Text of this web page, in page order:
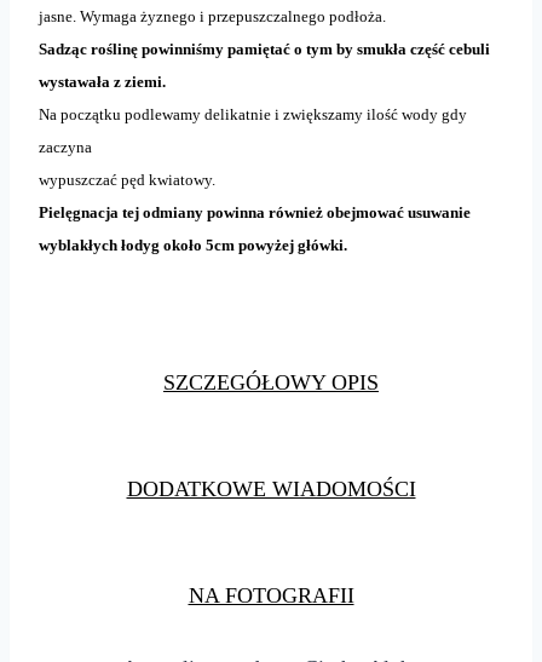
jasne. Wymaga żyznego i przepuszczalnego podłoża.
Sadząc roślinę powinniśmy pamiętać o tym by smukła część cebuli
wystawała z ziemi.
Na początku podlewamy delikatnie i zwiększamy ilość wody gdy
zaczyna
wypuszczać pęd kwiatowy.
Pielęgnacja tej odmiany powinna również obejmować usuwanie
wyblakłych łodyg około 5cm powyżej główki.
SZCZEGÓŁOWY OPIS
DODATKOWE WIADOMOŚCI
NA FOTOGRAFII